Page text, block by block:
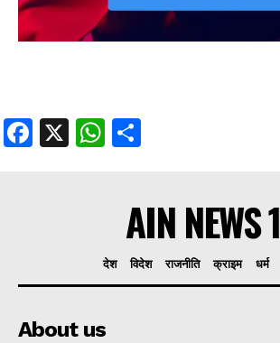
Facebook
X WhatsApp
AIN NEWS 1
देश विदेश राजनीति क्राइम धर्म
About us